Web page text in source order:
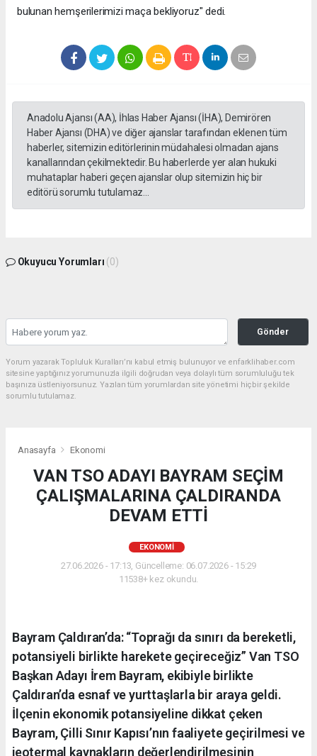
bulunan hemşerilerimizi maça bekliyoruz" dedi.
Anadolu Ajansı (AA), İhlas Haber Ajansı (İHA), Demirören
Haber Ajansı (DHA) ve diğer ajanslar tarafından eklenen tüm
haberler, sitemizin editörlerinin müdahalesi olmadan ajans
kanallarından çekilmektedir. Bu haberlerde yer alan hukuki
muhataplar haberi geçen ajanslar olup sitemizin hiç bir
editörü sorumlu tutulamaz...
Okuyucu Yorumları (0)
Gönder
Yorum yazarak Topluluk Kuralları’nı kabul etmiş bulunuyor ve enfarklihaber.com
sitesine yaptığınız yorumunuzla ilgili doğrudan veya dolaylı tüm sorumluluğu tek
başınıza üstleniyorsunuz. Yazılan tüm yorumlardan site yönetimi hiçbir şekilde
sorumlu tutulamaz.
Anasayfa Ekonomi
VAN TSO ADAYI BAYRAM SEÇİM
ÇALIŞMALARINA ÇALDIRANDA
DEVAM ETTİ
EKONOMI
27.06.2026 - 17:13, Güncelleme: 06.07.2026 - 15:29
11538+ kez okundu.
Bayram Çaldıran’da: “Toprağı da sınırı da bereketli,
potansiyeli birlikte harekete geçireceğiz” Van TSO
Başkan Adayı İrem Bayram, ekibiyle birlikte
Çaldıran’da esnaf ve yurttaşlarla bir araya geldi.
İlçenin ekonomik potansiyeline dikkat çeken
Bayram, Çilli Sınır Kapısı’nın faaliyete geçirilmesi ve
jeotermal kaynakların değerlendirilmesinin